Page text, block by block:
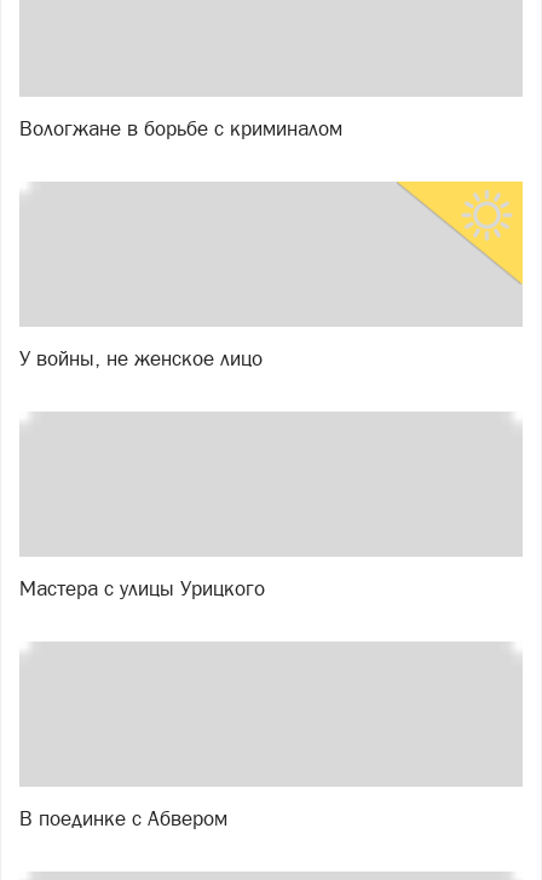
Вологжане в борьбе с криминалом
У войны, не женское лицо
Мастера с улицы Урицкого
В поединке с Абвером